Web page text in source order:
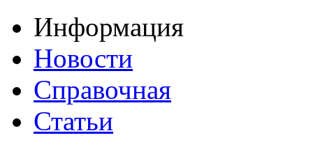
Информация
Новости
Справочная
Статьи